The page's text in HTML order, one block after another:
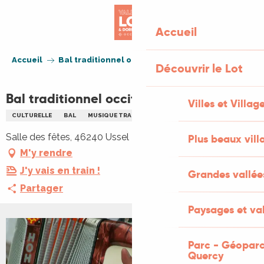
Accueil
Découvrir le Lot
Villes et
Plus beaux
Grandes
Paysages et
Parc -
Quercy
Accueil Bal traditionnel occitan : ANNULÉ !!!!
Bal traditionnel occitan : ANNULÉ !!!!
CULTURELLE BAL MUSIQUE TRADITIONNELLE
Salle des fêtes, 46240 Ussel
M'y rendre
J'y vais en train !
Partager